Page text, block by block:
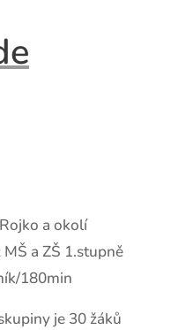
a okolí
MŠ a ZŠ 1.stupně
180min
je 30 žáků